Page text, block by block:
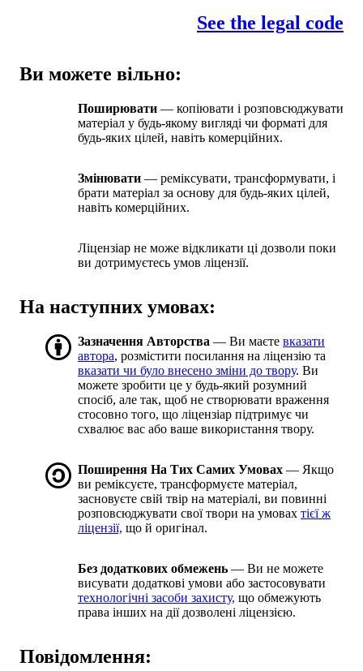
See the legal code
Ви можете вільно:
Поширювати — копіювати і розповсюджувати
матеріал у будь-якому вигляді чи форматі для
будь-яких цілей, навіть комерційних.
Змінювати — реміксувати, трансформувати, і
брати матеріал за основу для будь-яких цілей,
навіть комерційних.
Ліцензіар не може відкликати ці дозволи поки
ви дотримуєтесь умов ліцензії.
На наступних умовах:
Зазначення Авторства — Ви маєте вказати
автора, розмістити посилання на ліцензію та
вказати чи було внесено зміни до твору. Ви
можете зробити це у будь-який розумний
спосіб, але так, щоб не створювати враження
стосовно того, що ліцензіар підтримує чи
схвалює вас або ваше використання твору.
Поширення На Тих Самих Умовах — Якщо
ви реміксуєте, трансформуєте матеріал,
засновуєте свій твір на матеріалі, ви повинні
розповсюджувати свої твори на умовах тієї ж
ліцензії, що й оригінал.
Без додаткових обмежень — Ви не можете
висувати додаткові умови або застосовувати
технологічні засоби захисту, що обмежують
права інших на дії дозволені ліцензією.
Повідомлення: